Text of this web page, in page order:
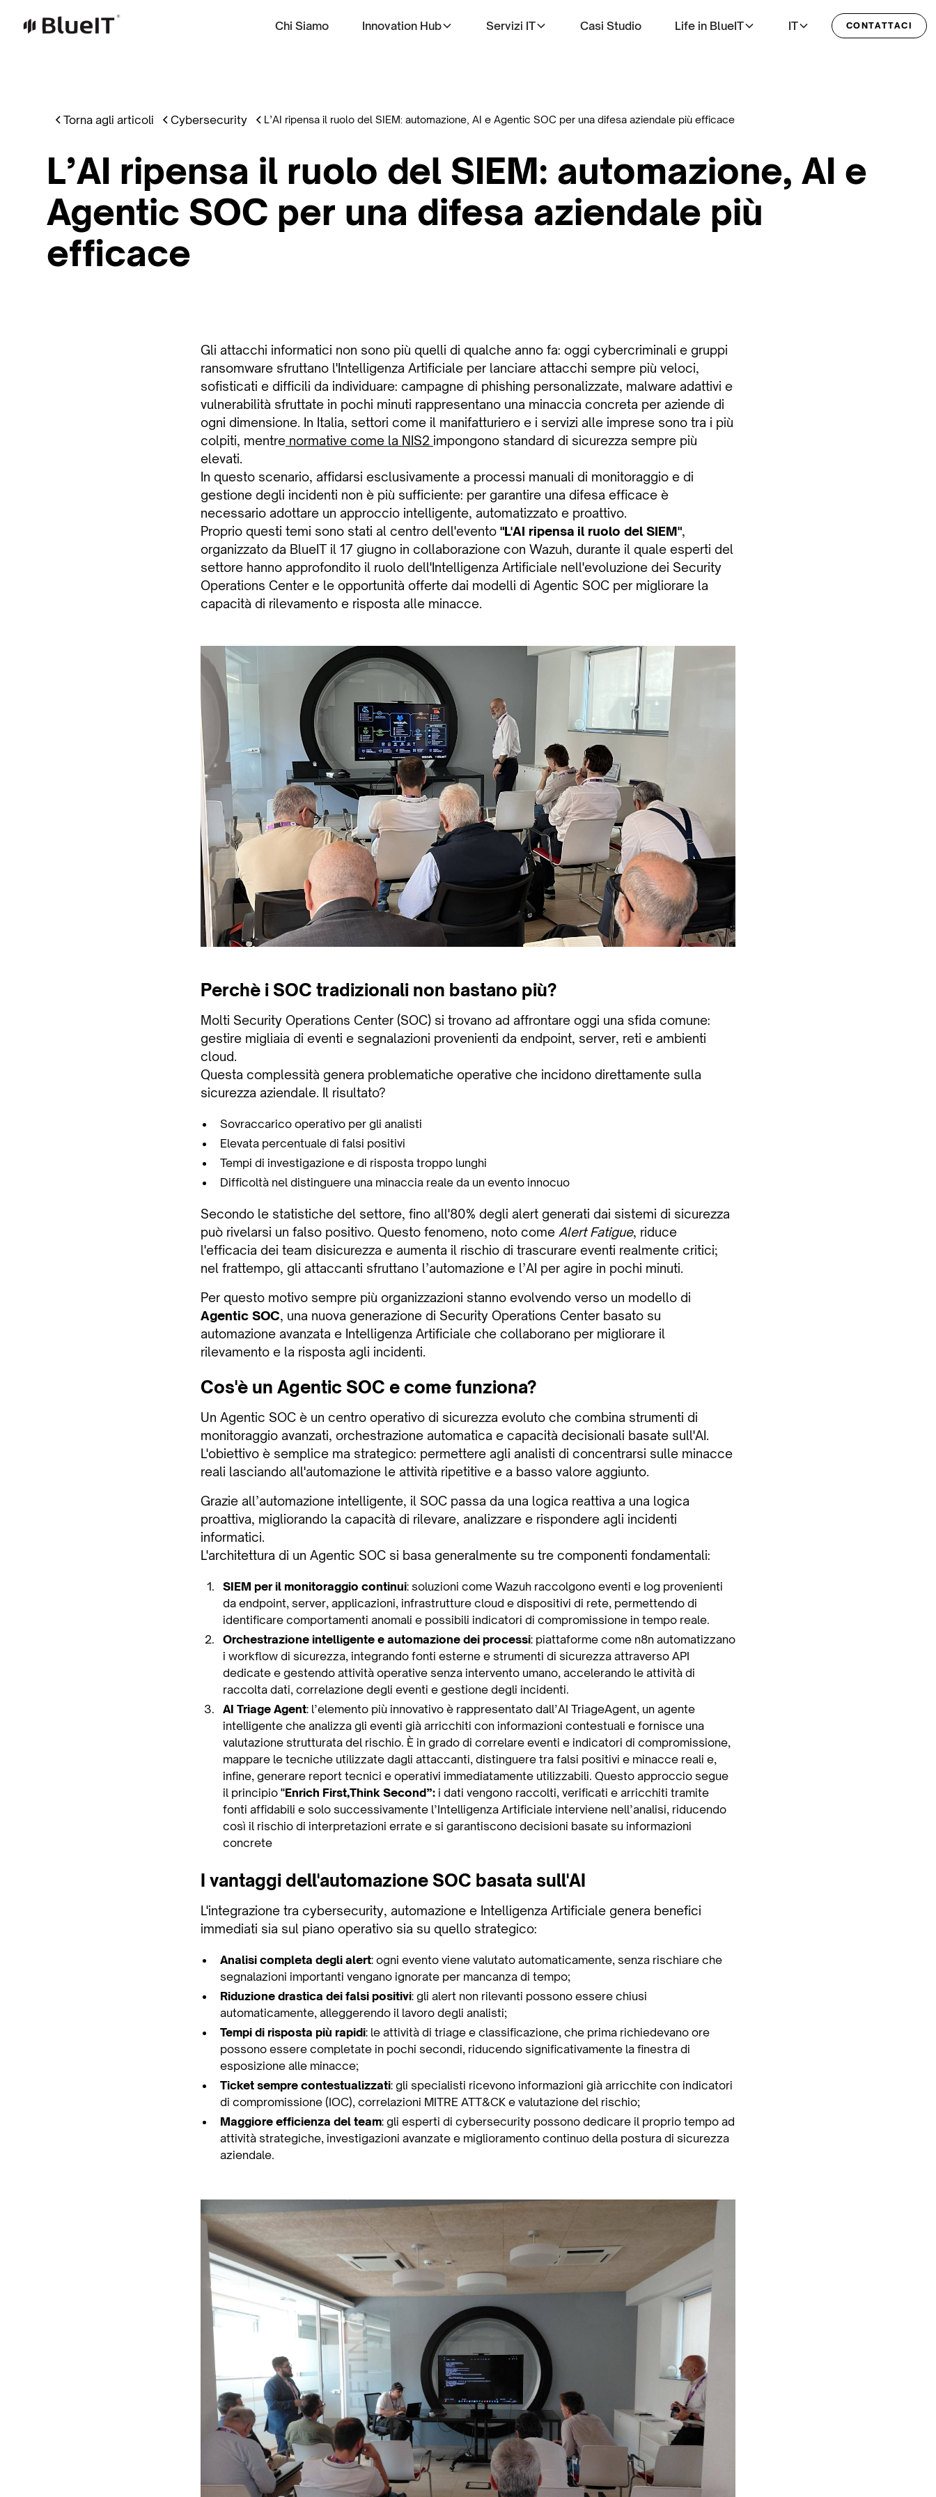
Chi Siamo Innovation Hub Servizi IT Casi Studio Life in BlueIT IT CONTATTACI
Torna agli articoli Cybersecurity L’AI ripensa il ruolo del SIEM: automazione, AI e Agentic SOC per una difesa aziendale più efficace
L’AI ripensa il ruolo del SIEM: automazione, AI e
Agentic SOC per una difesa aziendale più
efficace
Gli attacchi informatici non sono più quelli di qualche anno fa: oggi cybercriminali e gruppi
ransomware sfruttano l'Intelligenza Artificiale per lanciare attacchi sempre più veloci,
sofisticati e difficili da individuare: campagne di phishing personalizzate, malware adattivi e
vulnerabilità sfruttate in pochi minuti rappresentano una minaccia concreta per aziende di
ogni dimensione. In Italia, settori come il manifatturiero e i servizi alle imprese sono tra i più
colpiti, mentre normative come la NIS2 impongono standard di sicurezza sempre più
elevati.
In questo scenario, affidarsi esclusivamente a processi manuali di monitoraggio e di
gestione degli incidenti non è più sufficiente: per garantire una difesa efficace è
necessario adottare un approccio intelligente, automatizzato e proattivo.
Proprio questi temi sono stati al centro dell'evento "L'AI ripensa il ruolo del SIEM",
organizzato da BlueIT il 17 giugno in collaborazione con Wazuh, durante il quale esperti del
settore hanno approfondito il ruolo dell'Intelligenza Artificiale nell'evoluzione dei Security
Operations Center e le opportunità offerte dai modelli di Agentic SOC per migliorare la
capacità di rilevamento e risposta alle minacce.
Perchè i SOC tradizionali non bastano più?
Molti Security Operations Center (SOC) si trovano ad affrontare oggi una sfida comune:
gestire migliaia di eventi e segnalazioni provenienti da endpoint, server, reti e ambienti
cloud.
Questa complessità genera problematiche operative che incidono direttamente sulla
sicurezza aziendale. Il risultato?
Sovraccarico operativo per gli analisti
Elevata percentuale di falsi positivi
Tempi di investigazione e di risposta troppo lunghi
Difficoltà nel distinguere una minaccia reale da un evento innocuo
Secondo le statistiche del settore, fino all'80% degli alert generati dai sistemi di sicurezza
può rivelarsi un falso positivo. Questo fenomeno, noto come Alert Fatigue, riduce
l'efficacia dei team disicurezza e aumenta il rischio di trascurare eventi realmente critici;
nel frattempo, gli attaccanti sfruttano l’automazione e l’AI per agire in pochi minuti.
Per questo motivo sempre più organizzazioni stanno evolvendo verso un modello di
Agentic SOC, una nuova generazione di Security Operations Center basato su
automazione avanzata e Intelligenza Artificiale che collaborano per migliorare il
rilevamento e la risposta agli incidenti.
Cos'è un Agentic SOC e come funziona?
Un Agentic SOC è un centro operativo di sicurezza evoluto che combina strumenti di
monitoraggio avanzati, orchestrazione automatica e capacità decisionali basate sull'AI.
L'obiettivo è semplice ma strategico: permettere agli analisti di concentrarsi sulle minacce
reali lasciando all'automazione le attività ripetitive e a basso valore aggiunto.
Grazie all’automazione intelligente, il SOC passa da una logica reattiva a una logica
proattiva, migliorando la capacità di rilevare, analizzare e rispondere agli incidenti
informatici.
L'architettura di un Agentic SOC si basa generalmente su tre componenti fondamentali:
SIEM per il monitoraggio continui: soluzioni come Wazuh raccolgono eventi e log provenienti
da endpoint, server, applicazioni, infrastrutture cloud e dispositivi di rete, permettendo di
identificare comportamenti anomali e possibili indicatori di compromissione in tempo reale.
Orchestrazione intelligente e automazione dei processi: piattaforme come n8n automatizzano
i workflow di sicurezza, integrando fonti esterne e strumenti di sicurezza attraverso API
dedicate e gestendo attività operative senza intervento umano, accelerando le attività di
raccolta dati, correlazione degli eventi e gestione degli incidenti.
AI Triage Agent: l’elemento più innovativo è rappresentato dall’AI TriageAgent, un agente
intelligente che analizza gli eventi già arricchiti con informazioni contestuali e fornisce una
valutazione strutturata del rischio. È in grado di correlare eventi e indicatori di compromissione,
mappare le tecniche utilizzate dagli attaccanti, distinguere tra falsi positivi e minacce reali e,
infine, generare report tecnici e operativi immediatamente utilizzabili. Questo approccio segue
il principio "Enrich First,Think Second”: i dati vengono raccolti, verificati e arricchiti tramite
fonti affidabili e solo successivamente l’Intelligenza Artificiale interviene nell’analisi, riducendo
così il rischio di interpretazioni errate e si garantiscono decisioni basate su informazioni
concrete
I vantaggi dell'automazione SOC basata sull'AI
L'integrazione tra cybersecurity, automazione e Intelligenza Artificiale genera benefici
immediati sia sul piano operativo sia su quello strategico:
Analisi completa degli alert: ogni evento viene valutato automaticamente, senza rischiare che
segnalazioni importanti vengano ignorate per mancanza di tempo;
Riduzione drastica dei falsi positivi: gli alert non rilevanti possono essere chiusi
automaticamente, alleggerendo il lavoro degli analisti;
Tempi di risposta più rapidi: le attività di triage e classificazione, che prima richiedevano ore
possono essere completate in pochi secondi, riducendo significativamente la finestra di
esposizione alle minacce;
Ticket sempre contestualizzati: gli specialisti ricevono informazioni già arricchite con indicatori
di compromissione (IOC), correlazioni MITRE ATT&CK e valutazione del rischio;
Maggiore efficienza del team: gli esperti di cybersecurity possono dedicare il proprio tempo ad
attività strategiche, investigazioni avanzate e miglioramento continuo della postura di sicurezza
aziendale.